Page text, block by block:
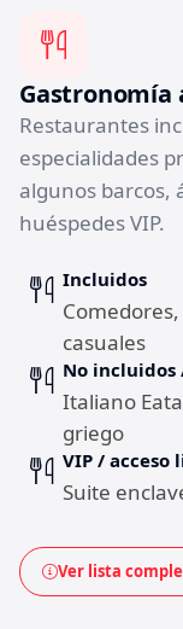
Gastronomía
Restaurantes
especialidades
algunos barcos,
huéspedes VIP.
Incluidos
casuales
No incluidos
Italiano
griego
VIP / acceso
Suite
Ver lista